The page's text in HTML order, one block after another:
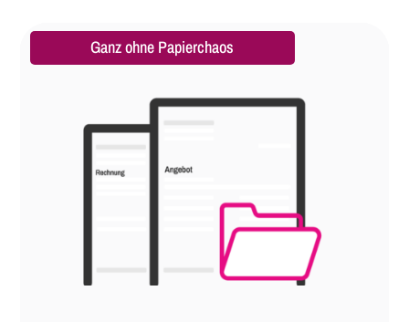
Ganz ohne Papierchaos